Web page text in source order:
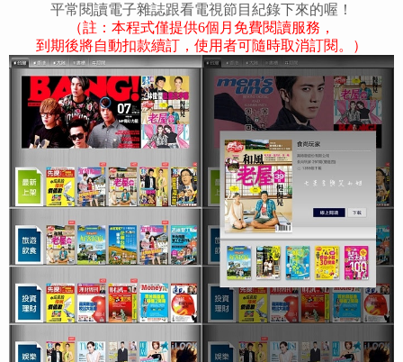
平常閱讀電子雜誌跟看電視節目紀錄下來的喔！
（註：本程式僅提供6個月免費閱讀服務，
到期後將自動扣款續訂，使用者可隨時取消訂閱。）